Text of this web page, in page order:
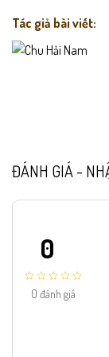
Tác giả bài viết:
ĐÁNH GIÁ -
0
0 đánh giá